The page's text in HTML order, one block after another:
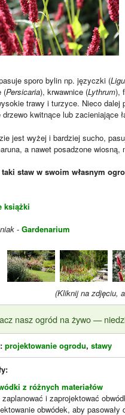
sporo bylin np. języczki (
(Persicaria), krwawnice (Lythrum),
trawy i turzyce. Nieco
kwitnące lub zacieniające
jest wyżej i bardziej sucho,
a nawet posadzone
staw w swoim własnym
książki
- Gardenarium
(Kliknij na zdjęciu,
nasz ogród na żywo —
projektowanie ogrodu, stawy
z różnych materiałów
i zaprojektować
obwódek, aby